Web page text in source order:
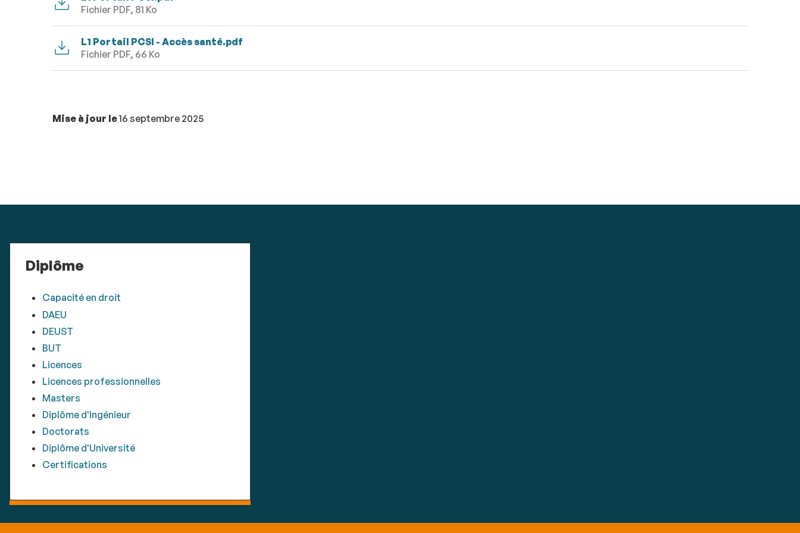
Fichier PDF, 81 Ko
L1 Portail PCSI - Accès santé.pdf
Fichier PDF, 66 Ko
Mise à jour le16 septembre 2025
Diplôme
Capacité en droit
DAEU
DEUST
BUT
Licences
Licences professionnelles
Masters
Diplôme d'Ingénieur
Doctorats
Diplôme d'Université
Certifications